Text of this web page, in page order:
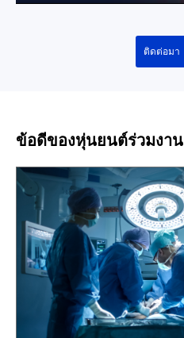
ติดต่อมา
ข้อดีของหุ่นยนต์ร่วมงาน